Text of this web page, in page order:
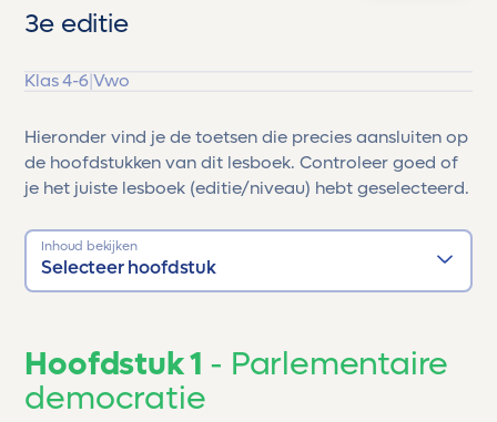
3e editie
Klas 4-6|Vwo
Hieronder vind je de toetsen die precies aansluiten op
de hoofdstukken van dit lesboek. Controleer goed of
je het juiste lesboek (editie/niveau) hebt geselecteerd.
Inhoud bekijken
Selecteer hoofdstuk
Hoofdstuk 1
Parlementaire
democratie